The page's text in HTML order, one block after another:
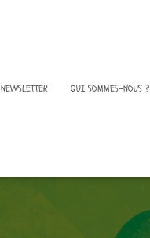
NEWSLETTER QUI SOMMES-NOUS ?